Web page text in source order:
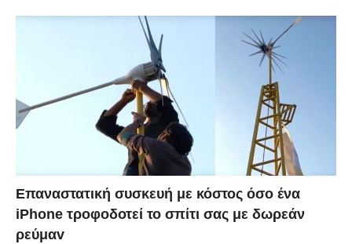
Επαναστατική συσκευή με κόστος όσο ένα
iPhone τροφοδοτεί το σπίτι σας με δωρεάν
ρεύμαv